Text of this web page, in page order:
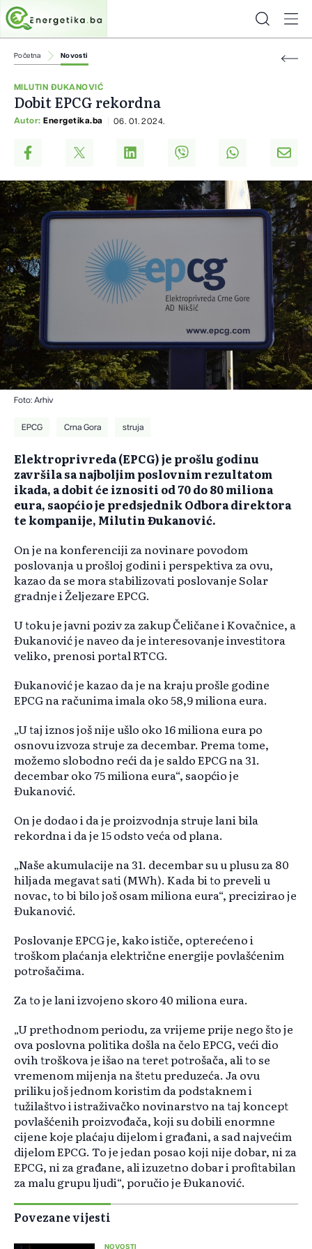
Početna Novosti
MILUTIN ĐUKANOVIĆ
Dobit EPCG rekordna
Autor: Energetika.ba 06. 01. 2024.
Foto: Arhiv
EPCG Crna Gora struja
Elektroprivreda (EPCG) je prošlu godinu
završila sa najboljim poslovnim rezultatom
ikada, a dobit će iznositi od 70 do 80 miliona
eura, saopćio je predsjednik Odbora direktora
te kompanije, Milutin Đukanović.
On je na konferenciji za novinare povodom
poslovanja u prošloj godini i perspektiva za ovu,
kazao da se mora stabilizovati poslovanje Solar
gradnje i Željezare EPCG.
U toku je javni poziv za zakup Čeličane i Kovačnice, a
Đukanović je naveo da je interesovanje investitora
veliko, prenosi portal RTCG.
Đukanović je kazao da je na kraju prošle godine
EPCG na računima imala oko 58,9 miliona eura.
„U taj iznos još nije ušlo oko 16 miliona eura po
osnovu izvoza struje za decembar. Prema tome,
možemo slobodno reći da je saldo EPCG na 31.
decembar oko 75 miliona eura“, saopćio je
Đukanović.
On je dodao i da je proizvodnja struje lani bila
rekordna i da je 15 odsto veća od plana.
„Naše akumulacije na 31. decembar su u plusu za 80
hiljada megavat sati (MWh). Kada bi to preveli u
novac, to bi bilo još osam miliona eura“, precizirao je
Đukanović.
Poslovanje EPCG je, kako ističe, opterećeno i
troškom plaćanja električne energije povlašćenim
potrošačima.
Za to je lani izvojeno skoro 40 miliona eura.
„U prethodnom periodu, za vrijeme prije nego što je
ova poslovna politika došla na čelo EPCG, veći dio
ovih troškova je išao na teret potrošača, ali to se
vremenom mijenja na štetu preduzeća. Ja ovu
priliku još jednom koristim da podstaknem i
tužilaštvo i istraživačko novinarstvo na taj koncept
povlašćenih proizvođača, koji su dobili enormne
cijene koje plaćaju dijelom i građani, a sad najvećim
dijelom EPCG. To je jedan posao koji nije dobar, ni za
EPCG, ni za građane, ali izuzetno dobar i profitabilan
za malu grupu ljudi“, poručio je Đukanović.
Povezane vijesti
NOVOSTI